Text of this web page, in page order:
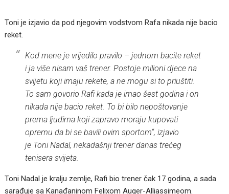
Toni je izjavio da pod njegovim vodstvom Rafa nikada nije bacio
reket.
Kod mene je vrijedilo pravilo – jednom bacite reket
i ja više nisam vaš trener. Postoje milioni djece na
svijetu koji imaju rekete, a ne mogu si to priuštiti.
To sam govorio Rafi kada je imao šest godina i on
nikada nije bacio reket. To bi bilo nepoštovanje
prema ljudima koji zapravo moraju kupovati
opremu da bi se bavili ovim sportom“, izjavio
je Toni Nadal, nekadašnji trener danas trećeg
tenisera svijeta.
Toni Nadal je kralju zemlje, Rafi bio trener čak 17 godina, a sada
sarađuje sa Kanađaninom Felixom Auger-Alliassimeom.